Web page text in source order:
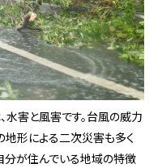
害と風害です。台風の威力
地形による二次災害も多く
分が住んでいる地域の特徴